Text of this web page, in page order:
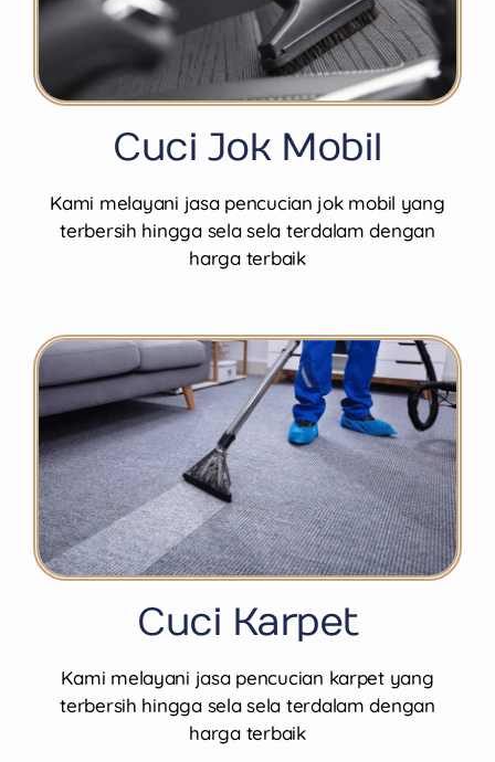
Cuci Jok Mobil
Kami melayani jasa pencucian jok mobil yang
terbersih hingga sela sela terdalam dengan
harga terbaik
Cuci Karpet
Kami melayani jasa pencucian karpet yang
terbersih hingga sela sela terdalam dengan
harga terbaik